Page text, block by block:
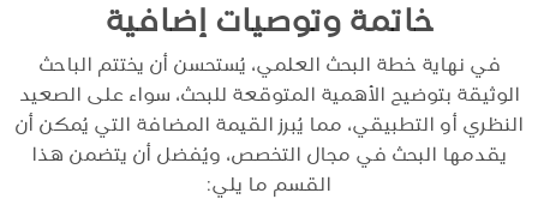
خاتمة وتوصيات إضافية
في نهاية خطة البحث العلمي، يُستحسن أن يختتم الباحث
الوثيقة بتوضيح الأهمية المتوقعة للبحث، سواء على الصعيد
النظري أو التطبيقي، مما يُبرز القيمة المضافة التي يُمكن أن
يقدمها البحث في مجال التخصص، ويُفضل أن يتضمن هذا
القسم ما يلي: